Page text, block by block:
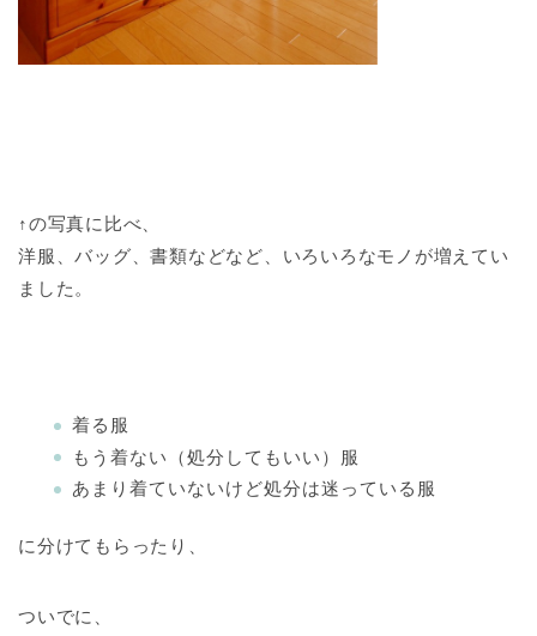
↑の写真に比べ、
洋服、バッグ、書類などなど、いろいろなモノが増えてい
ました。
着る服
もう着ない（処分してもいい）服
あまり着ていないけど処分は迷っている服
に分けてもらったり、
ついでに、